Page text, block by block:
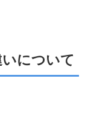
について